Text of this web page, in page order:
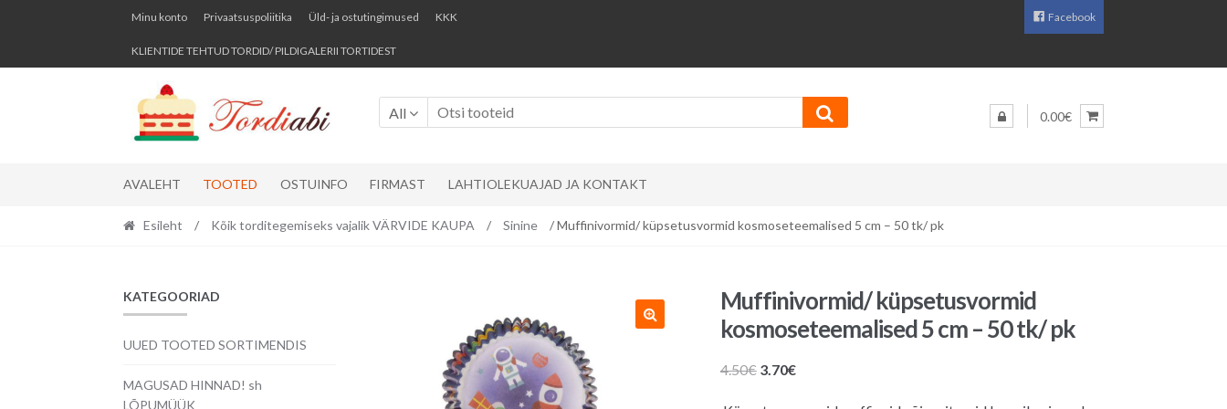
Skip
navigation
Skip
content
Minu konto Privaatsuspoliitika Üld- ja ostutingimused KKK
KLIENTIDE TEHTUD TORDID/ PILDIGALERII TORTIDEST
Facebook
All 0.00€
AVALEHT TOOTED OSTUINFO FIRMAST LAHTIOLEKUAJAD JA KONTAKT
Esileht / Kõik torditegemiseks vajalik VÄRVIDE KAUPA / Sinine / Muffinivormid/ küpsetusvormid kosmoseteemalised 5 cm – 50 tk/ pk
Muffinivormid/ küpsetusvormid
kosmoseteemalised 5 cm – 50 tk/ pk
4.50€ Algne
3.70€Praegune
KATEGOORIAD
UUED TOOTED SORTIMENDIS
MAGUSAD HINNAD! sh
LÕPUMÜÜK